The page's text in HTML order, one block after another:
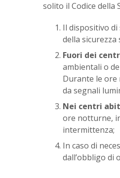
solito il Codice della
Il dispositivo di
della sicurezza
Fuori dei
ambientali o
Durante le ore
da segnali
Nei centri
ore notturne,
intermittenza;
In caso di
dall’obbligo di